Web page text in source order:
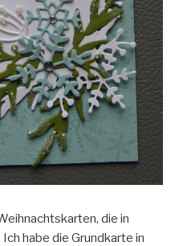
die in
habe die Grundkarte in